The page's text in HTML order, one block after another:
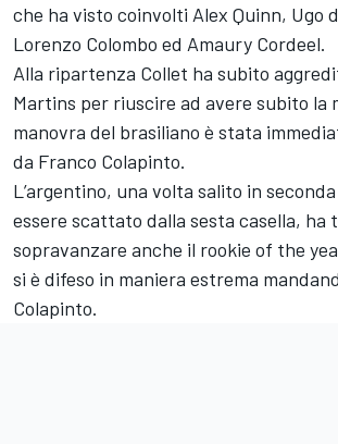
che ha visto coinvolti Alex Quinn, Ugo
Lorenzo Colombo ed Amaury Cordeel.
Alla ripartenza Collet ha subito
Martins per riuscire ad avere subito la
manovra del brasiliano è stata
da Franco Colapinto.
L’argentino, una volta salito in
essere scattato dalla sesta casella, ha
sopravanzare anche il rookie of the
si è difeso in maniera estrema
Colapinto.